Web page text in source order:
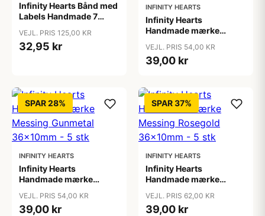
Infinity Hearts Bånd med
Labels Handmade 7
VEJL. PRIS 125,00 KR
32,95 kr
INFINITY HEARTS
Infinity Hearts
Handmade mærke
36x10mm - 5 stk
VEJL. PRIS 54,00 KR
39,00 kr
SPAR 28%
INFINITY HEARTS
Infinity Hearts
Handmade mærke
36x10mm - 5 stk
VEJL. PRIS 54,00 KR
39,00 kr
SPAR 37%
INFINITY HEARTS
Infinity Hearts
Handmade mærke
36x10mm - 5 stk
VEJL. PRIS 62,00 KR
39,00 kr